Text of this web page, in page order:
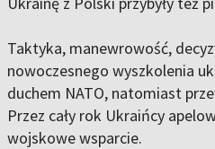
Taktyka, manewrowość,
nowoczesnego wyszkolenia
duchem NATO, natomiast
Przez cały rok Ukraińcy
wojskowe wsparcie.